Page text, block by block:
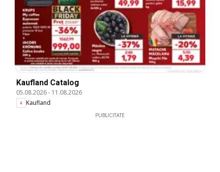
Kaufland Catalog
05.08.2026- 11.08.2026
Kaufland
PUBLICITATE